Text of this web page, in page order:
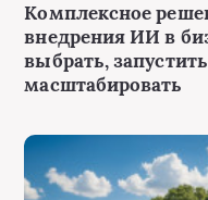
Комплексное
внедрения ИИ в
выбрать,
масштабировать